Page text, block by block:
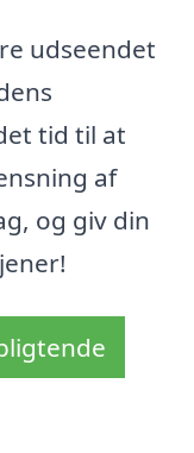
udseendet
tid til at
af
og giv din